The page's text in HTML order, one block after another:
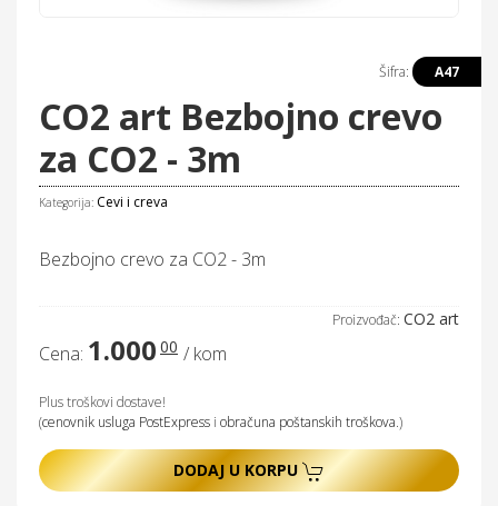
Šifra: A47
CO2 art Bezbojno crevo
za CO2 - 3m
Kategorija: Cevi i creva
Bezbojno crevo za CO2 - 3m
Proizvođač: CO2 art
Cena: 1.000 00 / kom
Plus troškovi dostave!
(cenovnik usluga PostExpress i obračuna poštanskih troškova.)
DODAJ U KORPU